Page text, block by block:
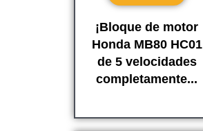
¡Bloque de motor
Honda MB80 HC01
de 5 velocidades
completamente...